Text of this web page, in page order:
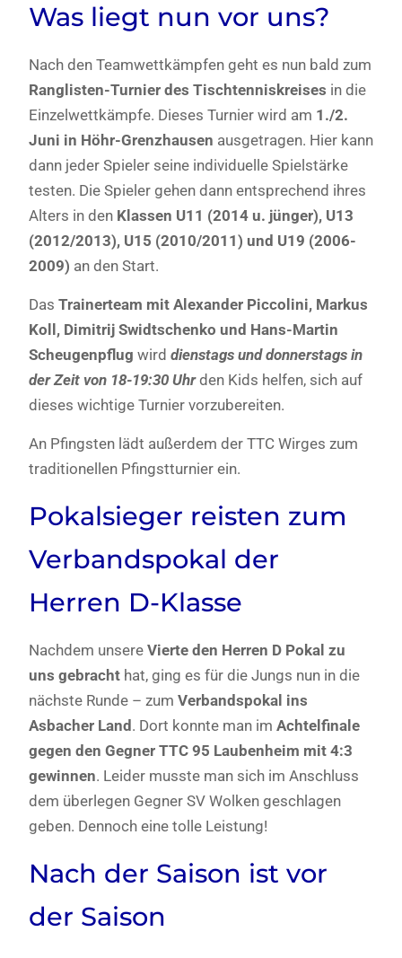
Was liegt nun vor uns?
Nach den Teamwettkämpfen geht es nun bald zum
Ranglisten-Turnier des Tischtenniskreises in die
Einzelwettkämpfe. Dieses Turnier wird am 1./2.
Juni in Höhr-Grenzhausen ausgetragen. Hier kann
dann jeder Spieler seine individuelle Spielstärke
testen. Die Spieler gehen dann entsprechend ihres
Alters in den Klassen U11 (2014 u. jünger), U13
(2012/2013), U15 (2010/2011) und U19 (2006-
2009) an den Start.
Das Trainerteam mit Alexander Piccolini, Markus
Koll, Dimitrij Swidtschenko und Hans-Martin
Scheugenpflug wird dienstags und donnerstags in
der Zeit von 18-19:30 Uhrden Kids helfen, sich auf
dieses wichtige Turnier vorzubereiten.
An Pfingsten lädt außerdem der TTC Wirges zum
traditionellen Pfingstturnier ein.
Pokalsieger reisten zum
Verbandspokal der
Herren D-Klasse
Nachdem unsere Vierte den Herren D Pokal zu
uns gebrachthat, ging es für die Jungs nun in die
nächste Runde – zum Verbandspokal ins
Asbacher Land . Dort konnte man im Achtelfinale
gegen den Gegner TTC 95 Laubenheim mit 4:3
gewinnen. Leider musste man sich im Anschluss
dem überlegen Gegner SV Wolken geschlagen
geben. Dennoch eine tolle Leistung!
Nach der Saison ist vor
der Saison